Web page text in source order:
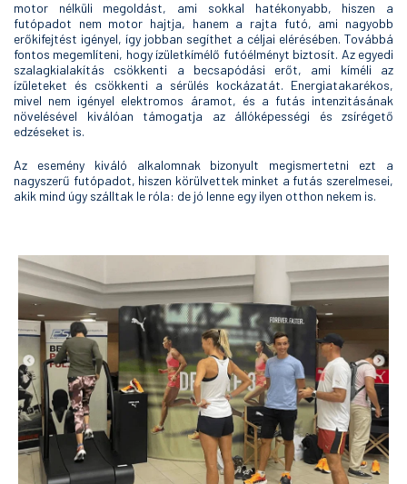
motor nélküli megoldást, ami sokkal hatékonyabb, hiszen a
futópadot nem motor hajtja, hanem a rajta futó, ami nagyobb
erőkifejtést igényel, így jobban segíthet a céljai elérésében. Továbbá
fontos megemlíteni, hogy ízületkímélő futóélményt biztosít. Az egyedi
szalagkialakítás csökkenti a becsapódási erőt, ami kíméli az
ízületeket és csökkenti a sérülés kockázatát. Energiatakarékos,
mivel nem igényel elektromos áramot, és a futás intenzitásának
növelésével kiválóan támogatja az állóképességi és zsírégető
edzéseket is.
Az esemény kiváló alkalomnak bizonyult megismertetni ezt a
nagyszerű futópadot, hiszen körülvettek minket a futás szerelmesei,
akik mind úgy szálltak le róla: de jó lenne egy ilyen otthon nekem is.